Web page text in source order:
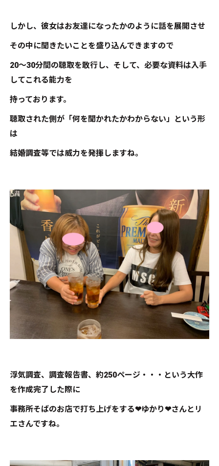
しかし、彼女はお友達になったかのように話を展開させ
その中に聞きたいことを盛り込んできますので
20～30分間の聴取を敢行し、そして、必要な資料は入手
してこれる能力を
持っております。
聴取された側が「何を聞かれたかわからない」という形
は
結婚調査等では威力を発揮しますね。
浮気調査、調査報告書、約250ページ・・・という大作
を作成完了した際に
事務所そばのお店で打ち上げをする❤ゆかり❤さんとリ
エさんですね。